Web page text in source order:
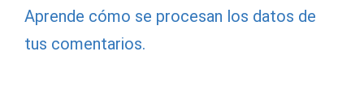
Aprende cómo se procesan los datos de
tus comentarios.